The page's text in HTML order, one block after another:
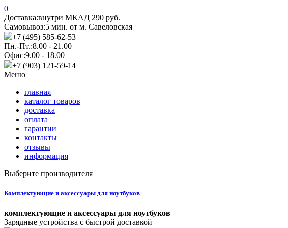
0
Доставка:внутри МКАД 290 руб.
Самовывоз:5 мин. от м. Савеловская
+7 (495) 585-62-53
Пн.-Пт.:8.00 - 21.00
Офис:9.00 - 18.00
+7 (903) 121-59-14
Меню
главная
каталог товаров
доставка
оплата
гарантии
контакты
отзывы
информация
Выберите производителя
Комплектующие и аксессуары для ноутбуков
комплектующие и аксессуары для ноутбуков
Зарядные устройства с быстрой доставкой